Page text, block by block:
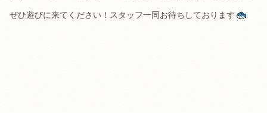
ぜひ遊びに来てください！スタッフ一同お待ちしております